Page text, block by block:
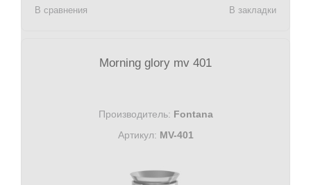
В сравнения
В закладки
Morning glory mv 401
Производитель: Fontana
Артикул: MV-401